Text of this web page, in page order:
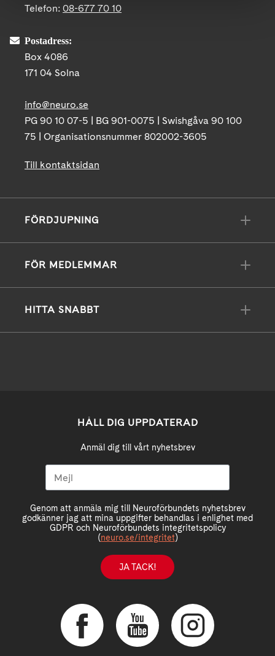
Telefon: 08-677 70 10
Postadress:
Box 4086
171 04 Solna
info@neuro.se
PG 90 10 07-5 | BG 901-0075 | Swishgåva 90 100
75 | Organisationsnummer 802002-3605
Till kontaktsidan
FÖRDJUPNING
FÖR MEDLEMMAR
HITTA SNABBT
HÅLL DIG UPPDATERAD
Anmäl dig till vårt nyhetsbrev
Genom att anmäla mig till Neuroförbundets nyhetsbrev
godkänner jag att mina uppgifter behandlas i enlighet med
GDPR och Neuroförbundets integritetspolicy
(neuro.se/integritet)
JA TACK!